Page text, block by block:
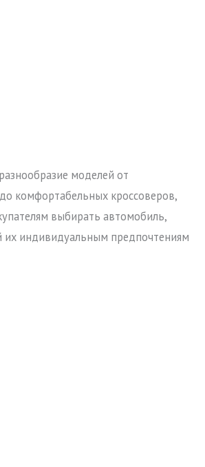
моделей от
комфортабельных кроссоверов,
выбирать автомобиль,
их индивидуальным предпочтениям